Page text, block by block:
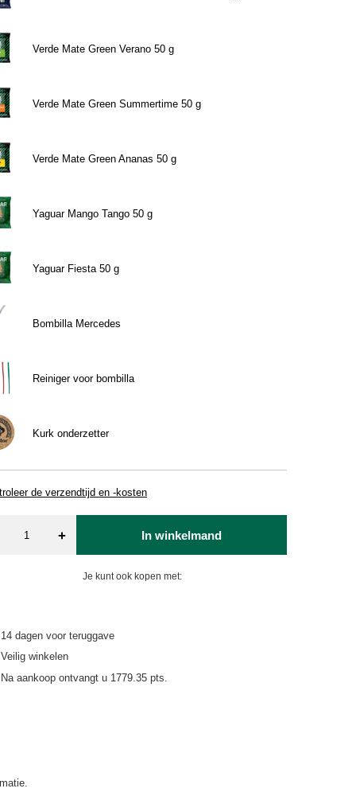
Verde Mate Green Verano 50 g
Verde Mate Green Summertime 50 g
Verde Mate Green Ananas 50 g
Yaguar Mango Tango 50 g
Yaguar Fiesta 50 g
Bombilla Mercedes
Reiniger voor bombilla
Kurk onderzetter
de verzendtijd en -kosten
+ In winkelmand
Je kunt ook kopen met:
14 dagen voor teruggave
Veilig winkelen
Na aankoop ontvangt u 1779.35 pts.